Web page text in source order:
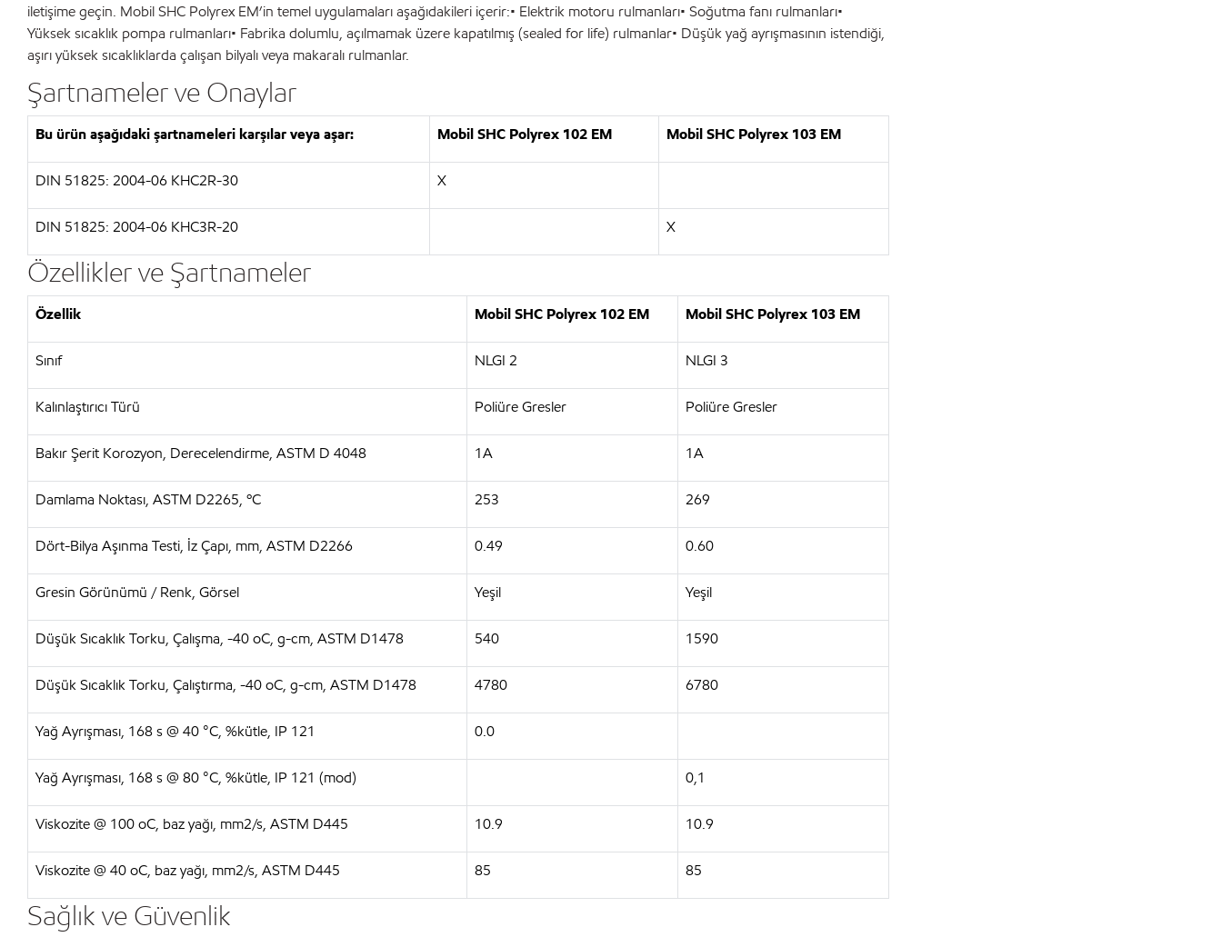
iletişime geçin. Mobil SHC Polyrex EM’in temel uygulamaları aşağıdakileri içerir:• Elektrik motoru rulmanları• Soğutma fanı rulmanları•
Yüksek sıcaklık pompa rulmanları• Fabrika dolumlu, açılmamak üzere kapatılmış (sealed for life) rulmanlar• Düşük yağ ayrışmasının istendiği,
aşırı yüksek sıcaklıklarda çalışan bilyalı veya makaralı rulmanlar.
Şartnameler ve Onaylar
Bu ürün aşağıdaki şartnameleri karşılar veya aşar: Mobil SHC Polyrex 102 EM Mobil SHC Polyrex 103 EM
DIN 51825: 2004-06 KHC2R-30 X
DIN 51825: 2004-06 KHC3R-20 X
Özellikler ve Şartnameler
Özellik Mobil SHC Polyrex 102 EM Mobil SHC Polyrex 103 EM
Sınıf NLGI 2 NLGI 3
Kalınlaştırıcı Türü Poliüre Gresler Poliüre Gresler
Bakır Şerit Korozyon, Derecelendirme, ASTM D 4048 1A 1A
Damlama Noktası, ASTM D2265, ºC 253 269
Dört-Bilya Aşınma Testi, İz Çapı, mm, ASTM D2266 0.49 0.60
Gresin Görünümü / Renk, Görsel Yeşil Yeşil
Düşük Sıcaklık Torku, Çalışma, -40 oC, g-cm, ASTM D1478 540 1590
Düşük Sıcaklık Torku, Çalıştırma, -40 oC, g-cm, ASTM D1478 4780 6780
Yağ Ayrışması, 168 s @ 40 °C, %kütle, IP 121 0.0
Yağ Ayrışması, 168 s @ 80 °C, %kütle, IP 121 (mod) 0,1
Viskozite @ 100 oC, baz yağı, mm2/s, ASTM D445 10.9 10.9
Viskozite @ 40 oC, baz yağı, mm2/s, ASTM D445 85 85
Sağlık ve Güvenlik